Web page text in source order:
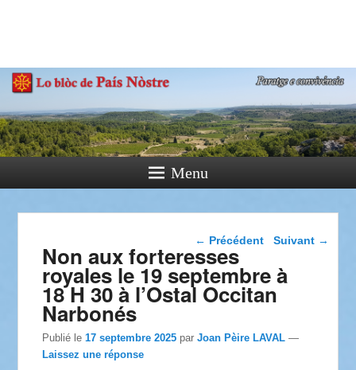
Paratge e Convivència
Menu
Navigation dans les
← Précédent Suivant →
Non aux forteresses
royales le 19 septembre à
18 H 30 à l’Ostal Occitan
Narbonés
Publié le17 septembre 2025 parJoan Pèire LAVAL —
Laissez une réponse